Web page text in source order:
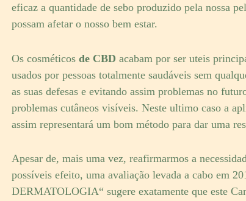
eficaz a quantidade de sebo produzido pela nossa
possam afetar o nosso bem estar.
Os cosméticosde CBD acabam por ser uteis
usados por pessoas totalmente saudáveis sem
as suas defesas e evitando assim problemas no
problemas cutâneos visíveis. Neste ultimo caso a
assim representará um bom método para dar uma
Apesar de, mais uma vez, reafirmarmos a
possíveis efeito, uma avaliação levada a cabo em
DERMATOLOGIA“ sugere exatamente que este